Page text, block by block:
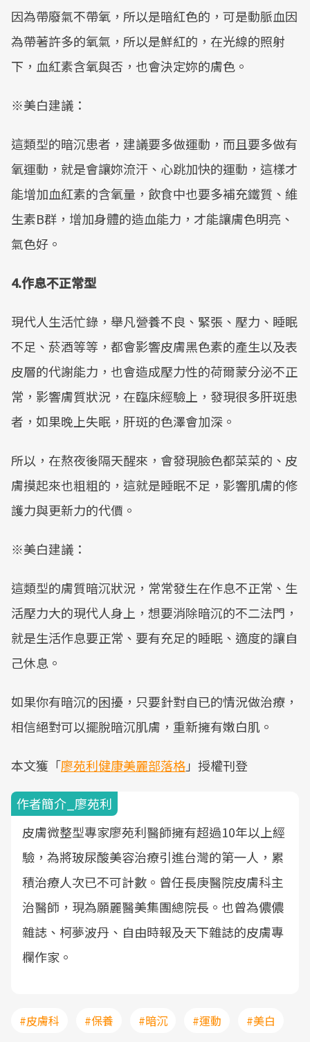
因為帶廢氣不帶氧，所以是暗紅色的，可是動脈血因
為帶著許多的氧氣，所以是鮮紅的，在光線的照射
下，血紅素含氧與否，也會決定妳的膚色。
※美白建議：
這類型的暗沉患者，建議要多做運動，而且要多做有
氧運動，就是會讓妳流汗、心跳加快的運動，這樣才
能增加血紅素的含氧量，飲食中也要多補充鐵質、維
生素B群，增加身體的造血能力，才能讓膚色明亮、
氣色好。
4.作息不正常型
現代人生活忙錄，舉凡營養不良、緊張、壓力、睡眠
不足、菸酒等等，都會影響皮膚黑色素的產生以及表
皮層的代謝能力，也會造成壓力性的荷爾蒙分泌不正
常，影響膚質狀況，在臨床經驗上，發現很多肝斑患
者，如果晚上失眠，肝斑的色澤會加深。
所以，在熬夜後隔天醒來，會發現臉色都菜菜的、皮
膚摸起來也粗粗的，這就是睡眠不足，影響肌膚的修
護力與更新力的代價。
※美白建議：
這類型的膚質暗沉狀況，常常發生在作息不正常、生
活壓力大的現代人身上，想要消除暗沉的不二法門，
就是生活作息要正常、要有充足的睡眠、適度的讓自
己休息。
如果你有暗沉的困擾，只要針對自已的情況做治療，
相信絕對可以擺脫暗沉肌膚，重新擁有嫩白肌。
本文獲「廖苑利健康美麗部落格」授權刊登
作者簡介_廖苑利
皮膚微整型專家廖苑利醫師擁有超過10年以上經
驗，為將玻尿酸美容治療引進台灣的第一人，累
積治療人次已不可計數。曾任長庚醫院皮膚科主
治醫師，現為願麗醫美集團總院長。也曾為儂儂
雜誌、柯夢波丹、自由時報及天下雜誌的皮膚專
欄作家。
#皮膚科 #保養 #暗沉 #運動 #美白